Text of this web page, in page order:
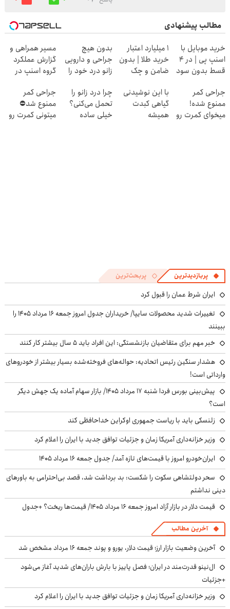
مطالب پیشنهادی
خرید موبایل با
اسنپ پی | در ۴
قسط بدون سود
۱ میلیارد اعتبار
خرید طلا | بدون
ضامن و چک
بدون هیچ
جراحی و دارویی
زانو درد خود را
پرسش نامه ▶
مسیر همراهی و
گزارش عملکرد
گروه اسنپ در
جراحی کمر
ممنوع شده!
میخوای کمرت رو
با این نوشیدنی
گیاهی کبدت
همیشه
چرا درد زانو را
تحمل می‌کنی؟
خیلی ساده
جراحی کمر
ممنوع شد⛔
میتونی کمرت رو
پربازدیدترین پربحث‌ترین
ایران شرط عمان را قبول کرد
تغییرات شدید محصولات سایپا/ خریداران جدول امروز جمعه ۱۶ مرداد ۱۴۰۵ را
ببینند
خبر مهم برای متقاضیان بازنشستگی: این افراد باید ۵ سال بیشتر کار کنند
هشدار سنگین رئیس اتحادیه: حواله‌های فروخته‌شده بسیار بیشتر از خودروهای
وارداتی است!
پیش‌بینی بورس فردا شنبه ۱۷ مرداد ۱۴۰۵/ بازار سهام آماده یک جهش دیگر
است؟
زلنسکی باید با ریاست جمهوری اوکراین خداحافظی کند
وزیر خزانه‌داری آمریکا زمان و جزئیات توافق جدید با ایران را اعلام کرد
ایران‌خودرو امروز با قیمت‌های تازه آمد/ جدول جمعه ۱۶ مرداد ۱۴۰۵
سحر دولتشاهی سکوت را شکست: بد برداشت شد، قصد بی‌احترامی به باورهای
دینی نداشتم
قیمت دلار در بازار آزاد امروز جمعه ۱۶ مرداد ۱۴۰۵/ قیمت‌ها ریخت؟ +جدول
آخرین مطالب
آخرین وضعیت بازار ارز؛ قیمت دلار، یورو و پوند جمعه ۱۶ مرداد مشخص شد
ال‌نینو قدرت‌مند در ایران؛ فصل پاییز با بارش باران‌های شدید آغاز می‌شود
+جزئیات
وزیر خزانه‌داری آمریکا زمان و جزئیات توافق جدید با ایران را اعلام کرد